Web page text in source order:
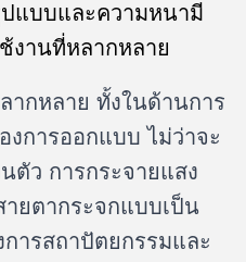
แบบและความหนามี
งานที่หลากหลาย
ากหลาย ทั้งในด้านการ
การออกแบบ ไม่ว่าจะ
ตัว การกระจายแสง
ยตากระจกแบบเป็น
ารสถาปัตยกรรมและ